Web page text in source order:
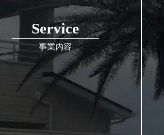
Service
事業内容